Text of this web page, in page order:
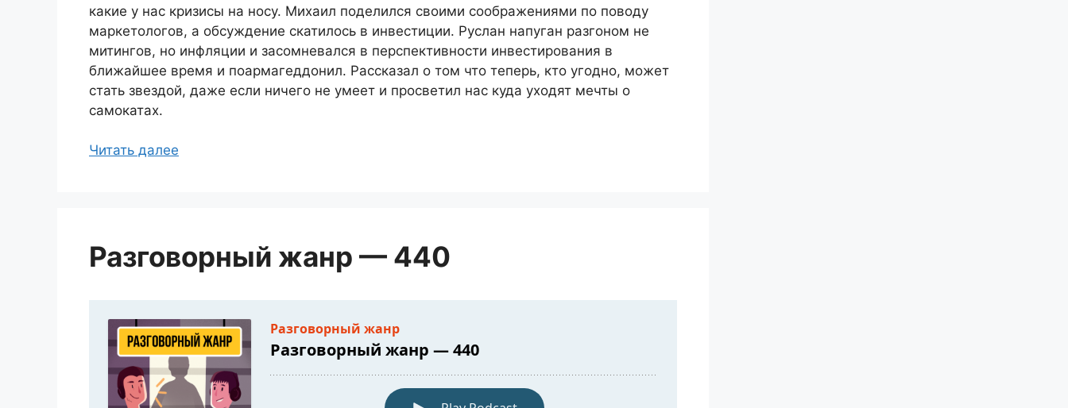
какие у нас кризисы на носу. Михаил поделился своими соображениями по поводу
маркетологов, а обсуждение скатилось в инвестиции. Руслан напуган разгоном не
митингов, но инфляции и засомневался в перспективности инвестирования в
ближайшее время и поармагеддонил. Рассказал о том что теперь, кто угодно, может
стать звездой, даже если ничего не умеет и просветил нас куда уходят мечты о
самокатах.
Читать далее
Разговорный жанр — 440